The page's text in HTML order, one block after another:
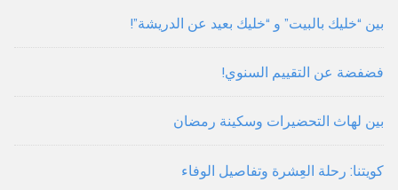
بين “خليك بالبيت” و “خليك بعيد عن الدريشة”!
فضفضة عن التقييم السنوي!
بين لهاث التحضيرات وسكينة رمضان
كويتنا: رحلة العِشرة وتفاصيل الوفاء